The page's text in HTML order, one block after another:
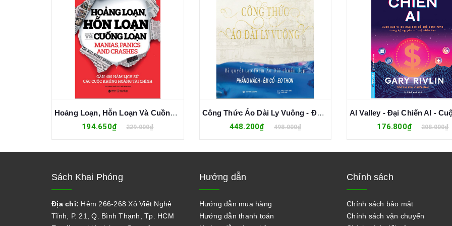
Hoảng Loạn, Hỗn Loạn Và Cuồng Loạn
194.650₫ 229.000₫
Công Thức Áo Dài Ly Vuông - Đỗ Trịnh Hoài Nam
448.200₫ 498.000₫ 176.800₫ 208.000₫
Sách Khai Phóng
Địa chỉ: Hẻm 266-268 Xô Viết Nghệ
Tĩnh, P. 21, Q. Bình Thạnh, Tp. HCM
Hướng dẫn
Hướng dẫn mua hàng
Hướng dẫn thanh toán
Chính sách
Chính sách bảo mật
Chính sách vận chuyển